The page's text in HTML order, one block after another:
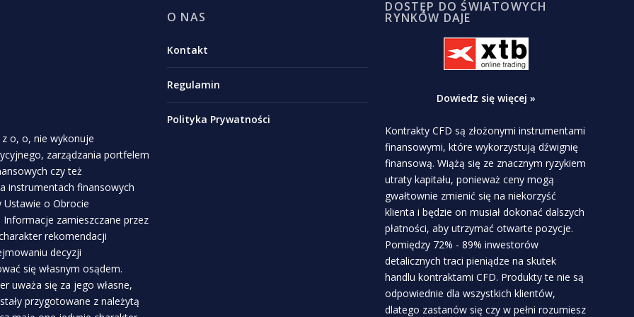
o, o, nie wykonuje
zarządzania portfelem
czy też
instrumentach finansowych
Ustawie o Obrocie
zamieszczane przez
rekomendacji
decyzji
się własnym osądem.
uważa się za jego własne,
przygotowane z należytą
O NAS
Kontakt
Regulamin
Polityka Prywatności
DOSTĘP DO ŚWIATOWYCH
RYNKÓW DAJE
Dowiedz się więcej »
Kontrakty CFD są złożonymi instrumentami
finansowymi, które wykorzystują dźwignię
finansową. Wiążą się ze znacznym ryzykiem
utraty kapitału, ponieważ ceny mogą
gwałtownie zmienić się na niekorzyść
klienta i będzie on musiał dokonać dalszych
płatności, aby utrzymać otwarte pozycje.
Pomiędzy 72% - 89% inwestorów
detalicznych traci pieniądze na skutek
handlu kontraktami CFD. Produkty te nie są
odpowiednie dla wszystkich klientów,
dlatego zastanów się czy w pełni rozumiesz